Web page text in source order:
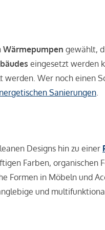
Wärmepumpen gewählt,
eingesetzt werden
werden. Wer noch einen
Sanierungen
Designs hin zu einer
Farben,
Formen in Möbeln und
und